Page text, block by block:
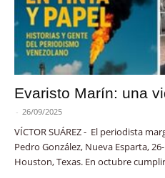
Evaristo Marín: una
- 26/09/2025
VÍCTOR SUÁREZ - El periodista
Pedro González, Nueva Esparta,
Houston, Texas. En octubre